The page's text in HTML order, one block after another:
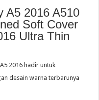
A5 2016 A510
Soft Cover
Ultra Thin
2016 hadir untuk
desain warna terbarunya